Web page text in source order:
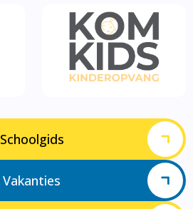
Schoolgids
Vakanties